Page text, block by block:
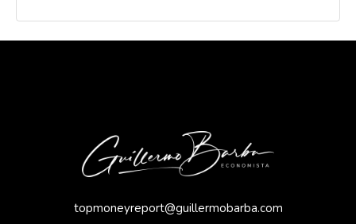
topmoneyreport@guillermobarba.com